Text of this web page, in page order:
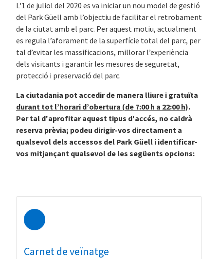
L'1 de juliol del 2020 es va iniciar un nou model de gestió
del Park Güell amb l’objectiu de facilitar el retrobament
de la ciutat amb el parc. Per aquest motiu, actualment
es regula l’aforament de la superfície total del parc, per
tal d’evitar les massificacions, millorar l’experiència
dels visitants i garantir les mesures de seguretat,
protecció i preservació del parc.
La ciutadania pot accedir de manera lliure i gratuïta
durant tot l’horari d’obertura (de 7:00 h a 22:00 h).
Per tal d'aprofitar aquest tipus d'accés, no caldrà
reserva prèvia; podeu dirigir-vos directament a
qualsevol dels accessos del Park Güell i identificar-
vos mitjançant qualsevol de les següents opcions:
Carnet de veïnatge